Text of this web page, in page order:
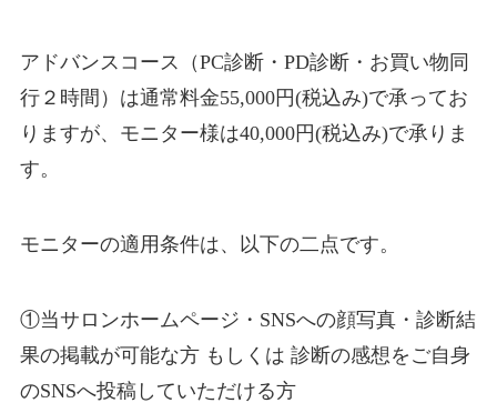
アドバンスコース（PC診断・PD診断・お買い物同
行２時間）は通常料金55,000円(税込み)で承ってお
りますが、モニター様は40,000円(税込み)で承りま
す。
モニターの適用条件は、以下の二点です。
①当サロンホームページ・SNSへの顔写真・診断結
果の掲載が可能な方 もしくは 診断の感想をご自身
のSNSへ投稿していただける方